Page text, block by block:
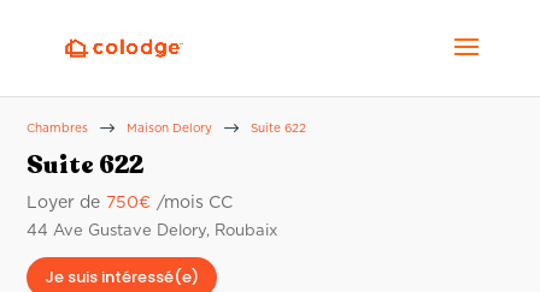
Chambres $ Maison Delory $ Suite 622
Suite 622
Loyer de 750€ /mois CC
44 Ave Gustave Delory, Roubaix
Je suis intéressé(e)